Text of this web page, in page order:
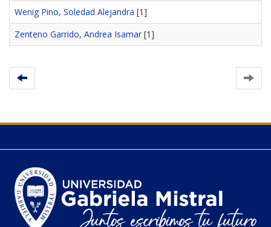
Wenig Pino, Soledad Alejandra [1]
Zenteno Garrido, Andrea Isamar[1]